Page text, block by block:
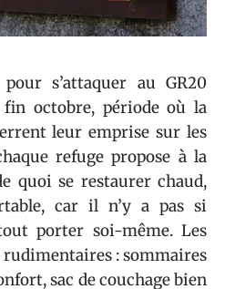
s’attaquer au GR20
octobre, période où la
leur emprise sur les
refuge propose à la
quoi se restaurer chaud,
car il n’y a pas si
porter soi-même. Les
: sommaires
sac de couchage bien